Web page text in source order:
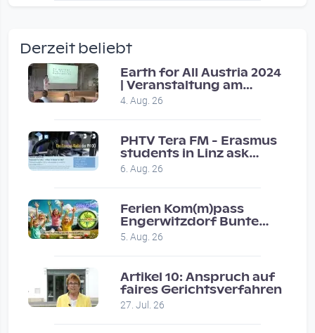
Vor 2 weeks 4 days
Coole Sendung, tolle…
Vor 1 month 2 weeks
Eure Show war super :-)…
Vor 1 month 2 weeks
Derzeit beliebt
Earth for All Austria 2024
| Veranstaltung am
8.7.2024
4. Aug. 26
PHTV Tera FM - Erasmus
students in Linz ask
people on road for
recommendations
6. Aug. 26
Ferien Kom(m)pass
Engerwitzdorf Bunte
Hundestunde
5. Aug. 26
Artikel 10: Anspruch auf
faires Gerichtsverfahren
27. Jul. 26